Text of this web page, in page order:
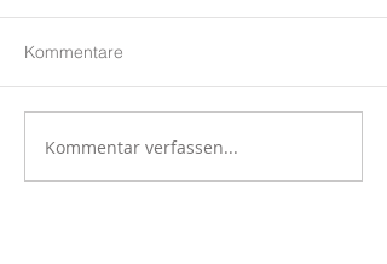
Kommentare
Kommentar verfassen...